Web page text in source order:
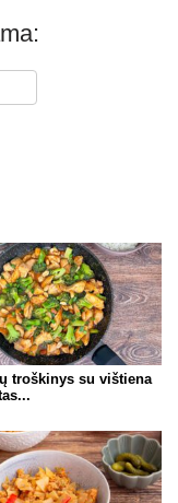
troškinys su vištiena